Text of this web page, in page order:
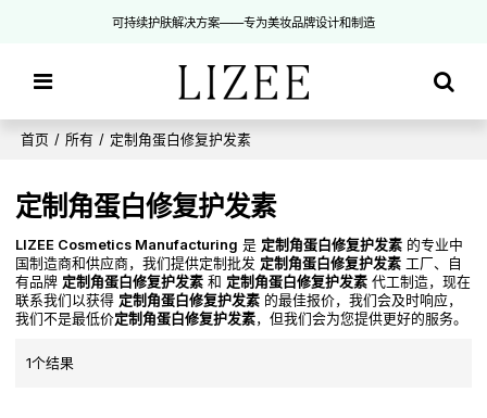
可持续护肤解决方案——专为美妆品牌设计和制造
首页 / 所有 / 定制角蛋白修复护发素
定制角蛋白修复护发素
LIZEE Cosmetics Manufacturing 是 定制角蛋白修复护发素 的专业中
国制造商和供应商，我们提供定制批发 定制角蛋白修复护发素 工厂、自
有品牌 定制角蛋白修复护发素 和 定制角蛋白修复护发素 代工制造，现在
联系我们以获得 定制角蛋白修复护发素 的最佳报价，我们会及时响应，
我们不是最低价定制角蛋白修复护发素，但我们会为您提供更好的服务。
1个结果